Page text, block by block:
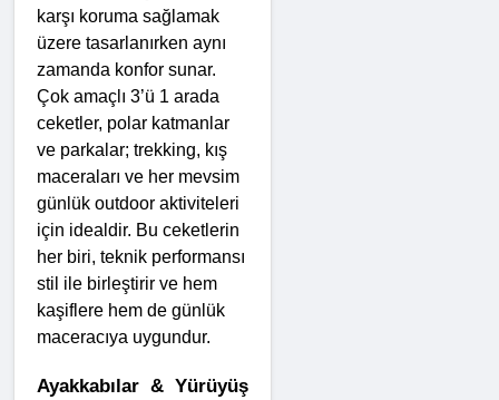
karşı koruma sağlamak
üzere tasarlanırken aynı
zamanda konfor sunar.
Çok amaçlı 3’ü 1 arada
ceketler, polar katmanlar
ve parkalar; trekking, kış
maceraları ve her mevsim
günlük outdoor aktiviteleri
için idealdir. Bu ceketlerin
her biri, teknik performansı
stil ile birleştirir ve hem
kaşiflere hem de günlük
maceracıya uygundur.
Ayakkabılar & Yürüyüş